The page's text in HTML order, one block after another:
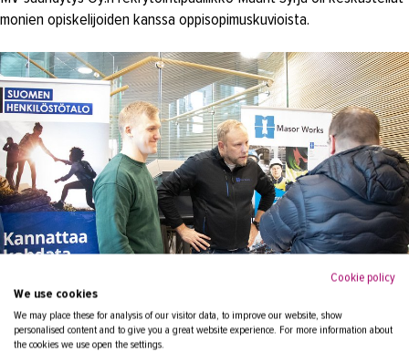
monien opiskelijoiden kanssa oppisopimuskuvioista.
Cookie policy
We use cookies
We may place these for analysis of our visitor data, to improve our website, show
personalised content and to give you a great website experience. For more information about
the cookies we use open the settings.